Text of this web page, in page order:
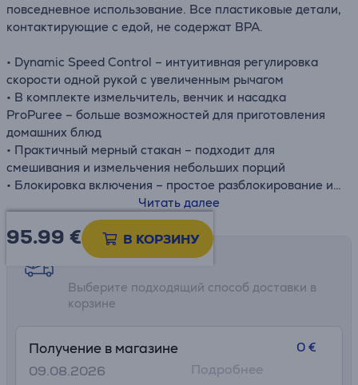
повседневное использование. Все пластиковые детали,
контактирующие с едой, не содержат BPA.
• Dynamic Speed Control – интуитивная регулировка
скорости одной рукой с увеличенным рычагом
• В комплекте измельчитель, венчик и насадка
ProPuree – больше возможностей для приготовления
домашних блюд
• Практичный мерный стакан – подходит для
смешивания и измельчения небольших порций
• Блокировка включения – простое разблокирование и
интуитивное управление
• Механизм защелкивания – легкая очистка
• Технология AntiSplash – предотвращает
разбрызгивание для идеального смешивания
Читать далее
95.99 € В КОРЗИНУ
Возможности доставки
Выберите подходящий способ доставки в
корзине
Получение в магазине
09.08.2026
0 €
Подробнее